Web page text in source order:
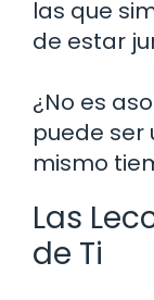
las que
de estar
¿No es
puede ser
mismo
Las
de Ti